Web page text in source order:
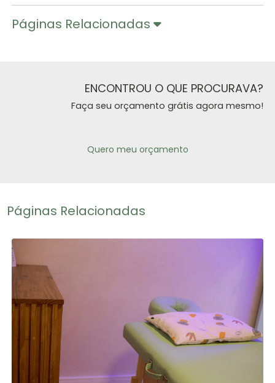
Páginas Relacionadas
ENCONTROU O QUE PROCURAVA?
Faça seu orçamento grátis agora mesmo!
Quero meu orçamento
Páginas Relacionadas